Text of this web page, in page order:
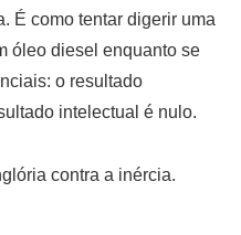
É como tentar digerir uma
óleo diesel enquanto se
o resultado
intelectual é nulo.
contra a inércia.